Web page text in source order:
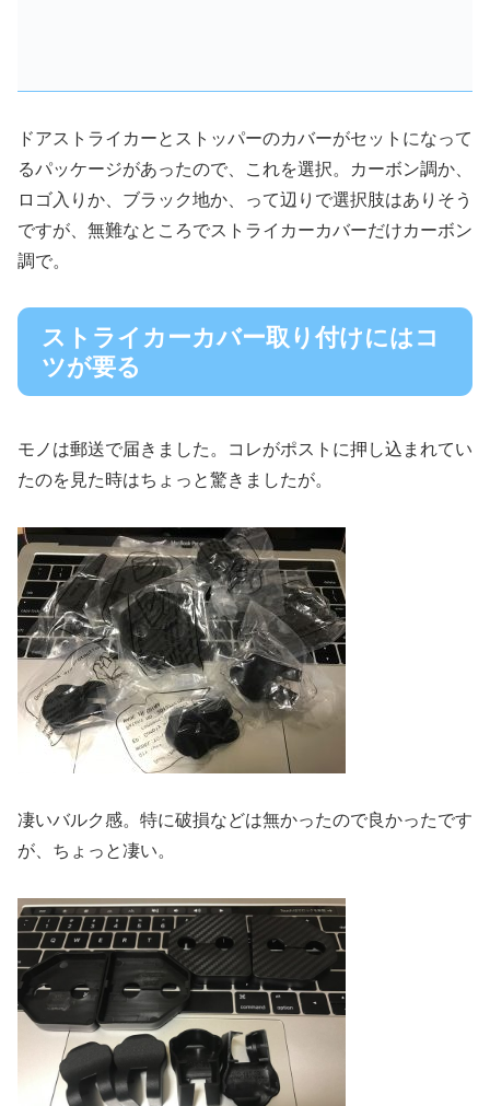
ドアストライカーとストッパーのカバーがセットになって
るパッケージがあったので、これを選択。カーボン調か、
ロゴ入りか、ブラック地か、って辺りで選択肢はありそう
ですが、無難なところでストライカーカバーだけカーボン
調で。
ストライカーカバー取り付けにはコ
ツが要る
モノは郵送で届きました。コレがポストに押し込まれてい
たのを見た時はちょっと驚きましたが。
凄いバルク感。特に破損などは無かったので良かったです
が、ちょっと凄い。